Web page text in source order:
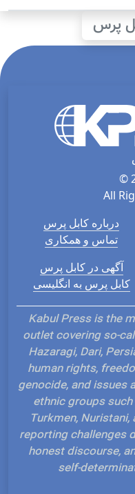
پرس
©
All
درباره کابل پرس
تماس و همکاری
آگهی در کابل پرس
کابل پرس به انگلیسی
Kabul Press is the
outlet covering so-
Hazaragi, Dari,
human rights,
genocide, and issues
ethnic groups such
Turkmen,
reporting challenges
honest discourse,
self-